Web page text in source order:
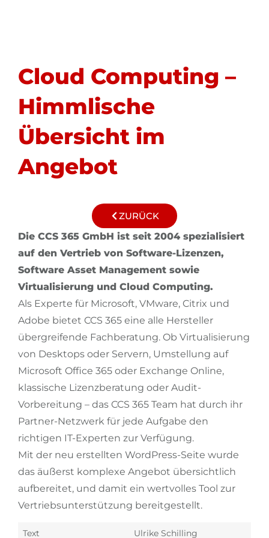
Cloud Computing –
Himmlische
Übersicht im
Angebot
ZURÜCK
Die CCS 365 GmbH ist seit 2004 spezialisiert
auf den Vertrieb von Software-Lizenzen,
Software Asset Management sowie
Virtualisierung und Cloud Computing.
Als Experte für Microsoft, VMware, Citrix und
Adobe bietet CCS 365 eine alle Hersteller
übergreifende Fachberatung. Ob Virtualisierung
von Desktops oder Servern, Umstellung auf
Microsoft Office 365 oder Exchange Online,
klassische Lizenzberatung oder Audit-
Vorbereitung – das CCS 365 Team hat durch ihr
Partner-Netzwerk für jede Aufgabe den
richtigen IT-Experten zur Verfügung.
Mit der neu erstellten WordPress-Seite wurde
das äußerst komplexe Angebot übersichtlich
aufbereitet, und damit ein wertvolles Tool zur
Vertriebsunterstützung bereitgestellt.
Text Ulrike Schilling